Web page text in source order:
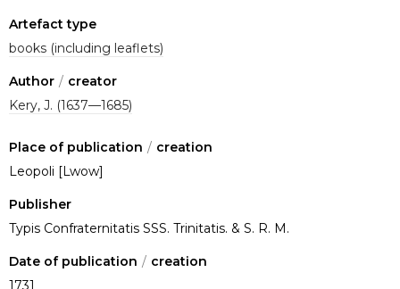
Artefact type
books (including leaflets)
Author / creator
Kery, J. (1637—1685)
Place of publication / creation
Leopoli [Lwow]
Publisher
Typis Confraternitatis SSS. Trinitatis. & S. R. M.
Date of publication / creation
1731